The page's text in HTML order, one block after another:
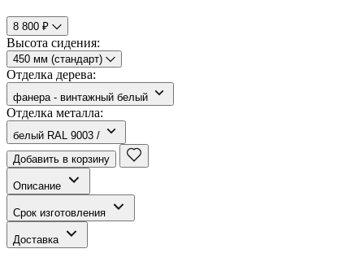
8 800 ₽
Высота сидения:
450 мм (стандарт)
Отделка дерева:
фанера - винтажный белый
Отделка металла:
белый RAL 9003 /
Добавить в корзину
Описание
Срок изготовления
Доставка